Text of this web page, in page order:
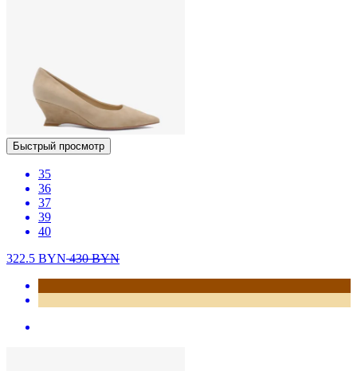
Быстрый просмотр
35
36
37
39
40
322.5 BYN430BYN